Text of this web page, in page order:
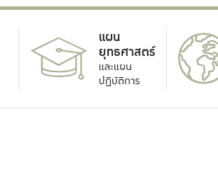
แผน
ยุทธศาสตร์
และแผน
ปฏิบัติการ